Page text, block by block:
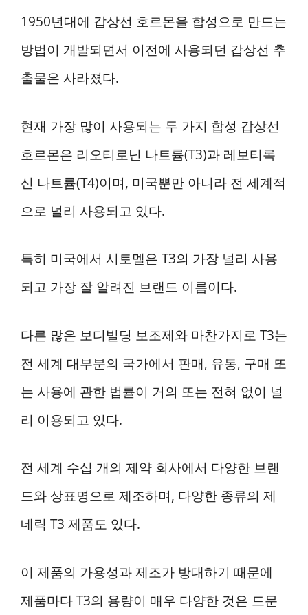
1950년대에 갑상선 호르몬을 합성으로 만드는
방법이 개발되면서 이전에 사용되던 갑상선 추
출물은 사라졌다.
현재 가장 많이 사용되는 두 가지 합성 갑상선
호르몬은 리오티로닌 나트륨(T3)과 레보티록
신 나트륨(T4)이며, 미국뿐만 아니라 전 세계적
으로 널리 사용되고 있다.
특히 미국에서 시토멜은 T3의 가장 널리 사용
되고 가장 잘 알려진 브랜드 이름이다.
다른 많은 보디빌딩 보조제와 마찬가지로 T3는
전 세계 대부분의 국가에서 판매, 유통, 구매 또
는 사용에 관한 법률이 거의 또는 전혀 없이 널
리 이용되고 있다.
전 세계 수십 개의 제약 회사에서 다양한 브랜
드와 상표명으로 제조하며, 다양한 종류의 제
네릭 T3 제품도 있다.
이 제품의 가용성과 제조가 방대하기 때문에
제품마다 T3의 용량이 매우 다양한 것은 드문